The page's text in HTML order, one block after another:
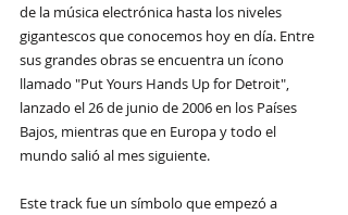
de la música electrónica hasta los niveles
gigantescos que conocemos hoy en día. Entre
sus grandes obras se encuentra un ícono
llamado "Put Yours Hands Up for Detroit",
lanzado el 26 de junio de 2006 en los Países
Bajos, mientras que en Europa y todo el
mundo salió al mes siguiente.
Este track fue un símbolo que empezó a